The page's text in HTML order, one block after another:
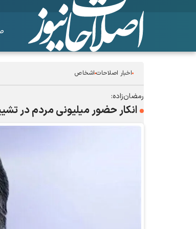
اخبار اصلاحات اشخاص
رمضان‌زاده:
انکار حضور میلیونی مردم در